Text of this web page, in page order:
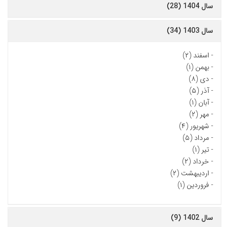
سال 1404 (28)
سال 1403 (34)
- اسفند (۲)
-بهمن (۱)
- دی (۸)
-آذر (۵)
-آبان (۱)
-مهر (۲)
- شهریور (۴)
-مرداد (۵)
-تیر (۱)
- خرداد (۲)
- اردیبهشت (۲)
- فروردین (۱)
سال 1402 (9)